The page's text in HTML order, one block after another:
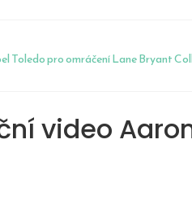
Toledo pro omráčení Lane Bryant
video